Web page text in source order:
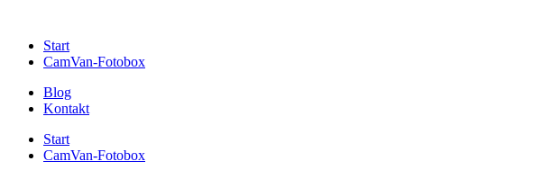
Start
CamVan-Fotobox
Blog
Kontakt
Start
CamVan-Fotobox